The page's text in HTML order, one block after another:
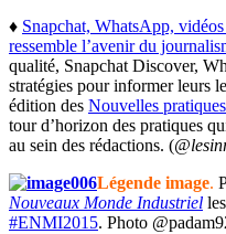
♦ Snapchat, WhatsApp,
ressemble l’avenir du
qualité, Snapchat Discover,
stratégies pour informer leurs
édition des Nouvelles
tour d’horizon des pratiques
au sein des rédactions. (
Légende image.
Nouveaux Monde Industriel
#ENMI2015. Photo